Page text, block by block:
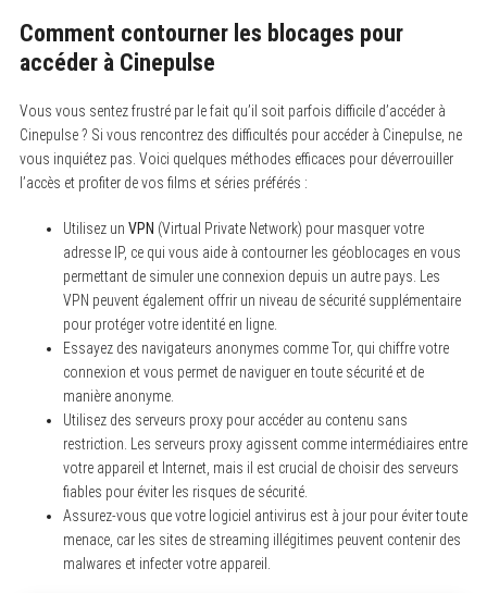
Comment contourner les blocages pour
accéder à Cinepulse
Vous vous sentez frustré par le fait qu’il soit parfois difficile d’accéder à
Cinepulse ? Si vous rencontrez des difficultés pour accéder à Cinepulse, ne
vous inquiétez pas. Voici quelques méthodes efficaces pour déverrouiller
l’accès et profiter de vos films et séries préférés :
Utilisez un VPN (Virtual Private Network) pour masquer votre
adresse IP, ce qui vous aide à contourner les géoblocages en vous
permettant de simuler une connexion depuis un autre pays. Les
VPN peuvent également offrir un niveau de sécurité supplémentaire
pour protéger votre identité en ligne.
Essayez des navigateurs anonymes comme Tor, qui chiffre votre
connexion et vous permet de naviguer en toute sécurité et de
manière anonyme.
Utilisez des serveurs proxy pour accéder au contenu sans
restriction. Les serveurs proxy agissent comme intermédiaires entre
votre appareil et Internet, mais il est crucial de choisir des serveurs
fiables pour éviter les risques de sécurité.
Assurez-vous que votre logiciel antivirus est à jour pour éviter toute
menace, car les sites de streaming illégitimes peuvent contenir des
malwares et infecter votre appareil.